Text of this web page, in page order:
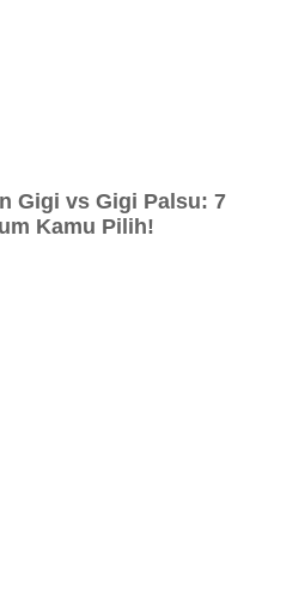
Gigi vs Gigi Palsu: 7
Kamu Pilih!